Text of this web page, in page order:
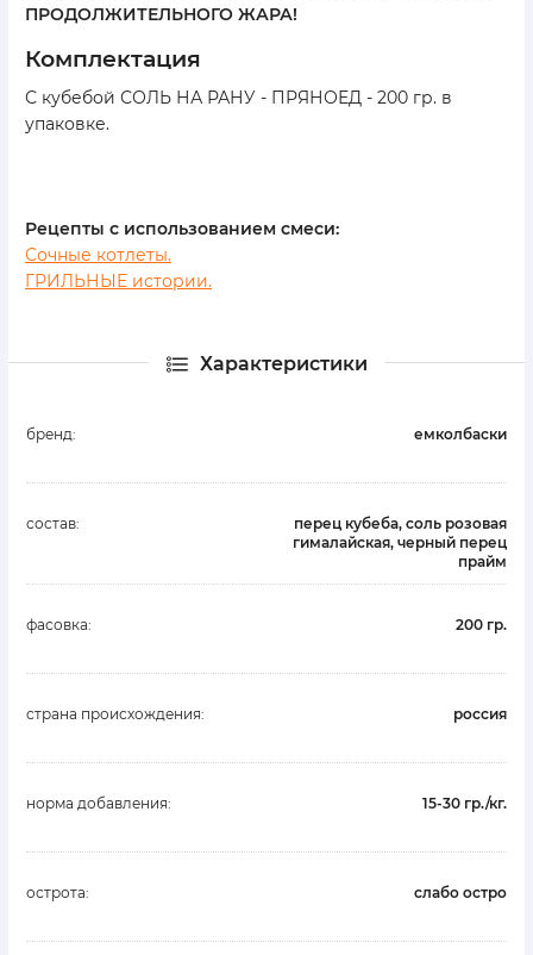
ПРОДОЛЖИТЕЛЬНОГО ЖАРА!
комплектация
С кубебой СОЛЬ НА РАНУ - ПРЯНОЕД - 200 гр. в
упаковке.
Рецепты с использованием смеси:
Сочные котлеты.
ГРИЛЬНЫЕ истории.
Характеристики
бренд: емколбаски
состав:
перец кубеба, соль розовая
гималайская, черный перец
прайм
фасовка: 200 гр.
страна происхождения: россия
норма добавления: 15-30 гр./кг.
острота: слабо остро